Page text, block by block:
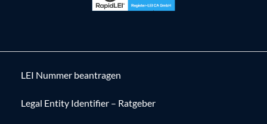
LEI Nummer beantragen
Legal Entity Identifier – Ratgeber